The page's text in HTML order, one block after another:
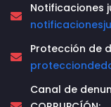
Notificaciones
Protección de
Canal de